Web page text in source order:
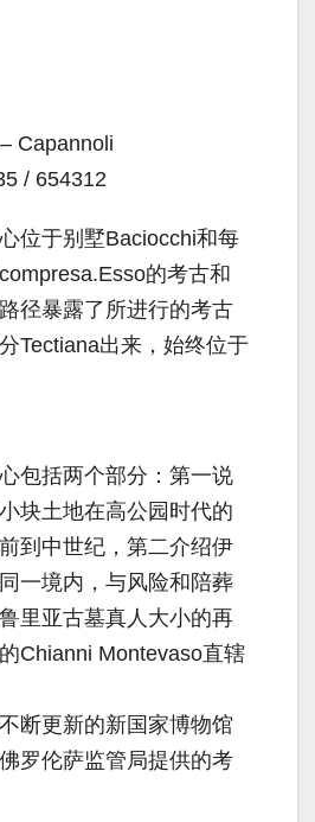
Capannoli
/ 654312
位于别墅Baciocchi和每
的考古和
径暴露了所进行的考古
Tectiana出来，始终位于
包括两个部分：第一说
块土地在高公园时代的
到中世纪，第二介绍伊
一境内，与风险和陪葬
里亚古墓真人大小的再
Chianni Montevaso直辖
断更新的新国家博物馆
罗伦萨监管局提供的考